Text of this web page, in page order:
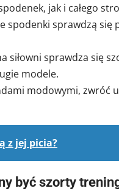
jak i całego
spodenki sprawdzą się
siłowni sprawdza się
modele.
modowymi, zwróć
z jej picia?
być szorty